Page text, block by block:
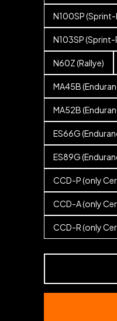
N100SP (Sprint-
N103SP (Sprint-
N60Z (Rallye)
MA45B
MA52B
ES66G
ES89G
CCD-P (only
CCD-A (only
CCD-R (only